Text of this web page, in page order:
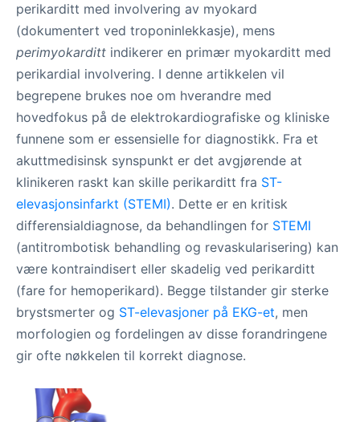
perikarditt med involvering av myokard
(dokumentert ved troponinlekkasje), mens
perimyokarditt indikerer en primær myokarditt med
perikardial involvering. I denne artikkelen vil
begrepene brukes noe om hverandre med
hovedfokus på de elektrokardiografiske og kliniske
funnene som er essensielle for diagnostikk. Fra et
akuttmedisinsk synspunkt er det avgjørende at
klinikeren raskt kan skille perikarditt fra ST-
elevasjonsinfarkt (STEMI). Dette er en kritisk
differensialdiagnose, da behandlingen for STEMI
(antitrombotisk behandling og revaskularisering) kan
være kontraindisert eller skadelig ved perikarditt
(fare for hemoperikard). Begge tilstander gir sterke
brystsmerter og ST-elevasjoner på EKG-et, men
morfologien og fordelingen av disse forandringene
gir ofte nøkkelen til korrekt diagnose.